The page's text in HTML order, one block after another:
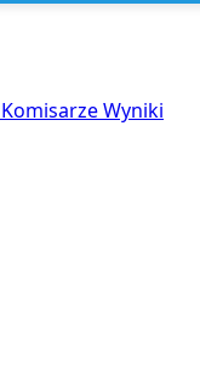
KomisarzeWyniki